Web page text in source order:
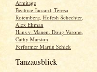
Armitage
Beatrice Jaccard, Teresa
Rotemberg, Hofesh Schechter,
Alex Ekman
Hans v. Manen, Doug Varone,
Cathy Marston
Performer Martin Schick
Tanzausblick